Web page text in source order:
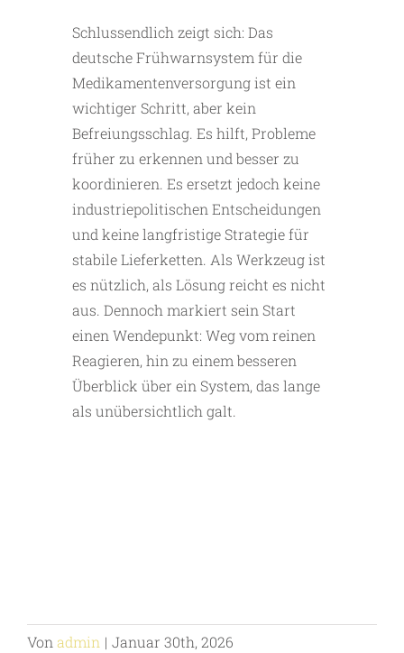
Schlussendlich zeigt sich: Das
deutsche Frühwarnsystem für die
Medikamentenversorgung ist ein
wichtiger Schritt, aber kein
Befreiungsschlag. Es hilft, Probleme
früher zu erkennen und besser zu
koordinieren. Es ersetzt jedoch keine
industriepolitischen Entscheidungen
und keine langfristige Strategie für
stabile Lieferketten. Als Werkzeug ist
es nützlich, als Lösung reicht es nicht
aus. Dennoch markiert sein Start
einen Wendepunkt: Weg vom reinen
Reagieren, hin zu einem besseren
Überblick über ein System, das lange
als unübersichtlich galt.
Vonadmin | Januar 30th, 2026